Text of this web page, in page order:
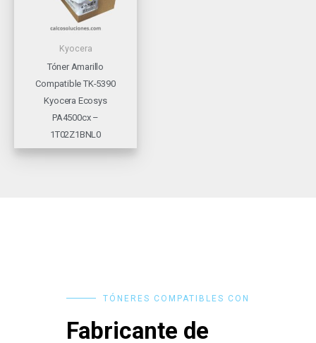
Kyocera
Tóner Amarillo
Compatible TK-5390
Kyocera Ecosys
PA4500cx –
1T02Z1BNL0
TÓNERES COMPATIBLES CON
Fabricante de